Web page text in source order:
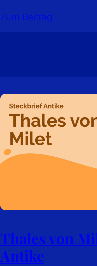
Zum Beitrag
Thales von
Antike